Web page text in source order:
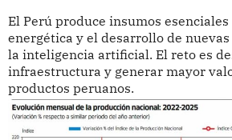
El Perú produce insumos
energética y el desarrollo de
la inteligencia artificial. El reto es
infraestructura y generar mayor
productos peruanos.